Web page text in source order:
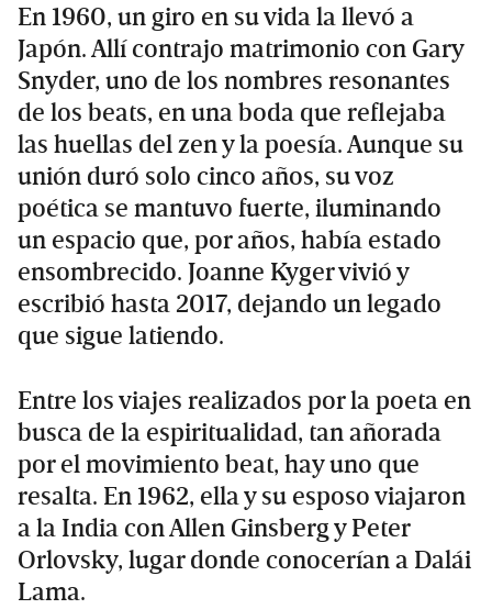
En 1960, un giro en su vida la llevó a
Japón. Allí contrajo matrimonio con Gary
Snyder, uno de los nombres resonantes
de los beats, en una boda que reflejaba
las huellas del zen y la poesía. Aunque su
unión duró solo cinco años, su voz
poética se mantuvo fuerte, iluminando
un espacio que, por años, había estado
ensombrecido. Joanne Kyger vivió y
escribió hasta 2017, dejando un legado
que sigue latiendo.
Entre los viajes realizados por la poeta en
busca de la espiritualidad, tan añorada
por el movimiento beat, hay uno que
resalta. En 1962, ella y su esposo viajaron
a la India con Allen Ginsberg y Peter
Orlovsky, lugar donde conocerían a Dalái
Lama.